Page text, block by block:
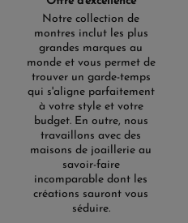
Notre collection de
montres inclut les plus
grandes marques au
monde et vous permet de
trouver un garde-temps
qui s'aligne parfaitement
à votre style et votre
budget. En outre, nous
travaillons avec des
maisons de joaillerie au
savoir-faire
incomparable dont les
créations sauront vous
séduire.